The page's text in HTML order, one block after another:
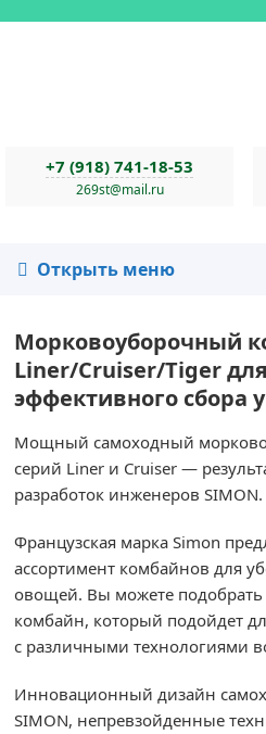
+7 (918) 741-18-53
269st@mail.ru
Открыть меню
Морковоуборочный
Liner/Cruiser/Tiger
эффективного сбора
Мощный самоходный
серий Liner и Cruiser —
разработок инженеров SIMON.
Французская марка Simon
ассортимент комбайнов для
овощей. Вы можете
комбайн, который подойдет
с различными технологиями
Инновационный дизайн
SIMON, непревзойденные